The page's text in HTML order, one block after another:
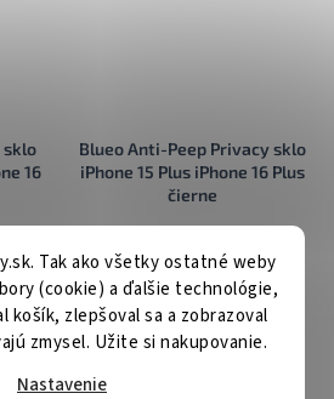
Tak ako všetky ostatné weby
(cookie) a ďalšie technológie,
košík, zlepšoval sa a zobrazoval
zmysel. Užite si nakupovanie.
Nastavenie
sklo
16
Blueo Anti-Peep Privacy sklo
iPhone 15 Plus iPhone 16 Plus
čierne
€13,90
Pridať do košíka